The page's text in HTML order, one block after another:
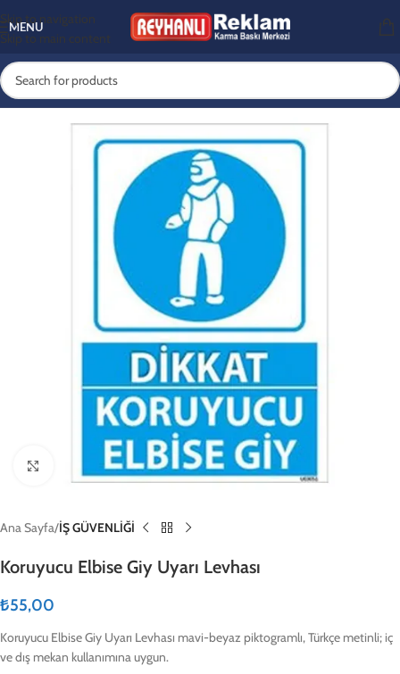
Skip to navigation
Skip to main content
MENU
Click to enlarge
Ana Sayfa İŞ GÜVENLİĞİ
Koruyucu Elbise Giy Uyarı Levhası
₺55,00
Koruyucu Elbise Giy Uyarı Levhası mavi-beyaz piktogramlı, Türkçe metinli; iç
ve dış mekan kullanımına uygun.